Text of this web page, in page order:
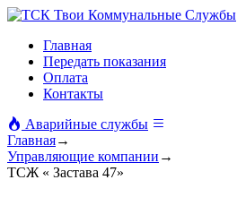
Твои Коммунальные Службы
Главная
Передать показания
Оплата
Контакты
Аварийные службы
Главная→
Управляющие компании →
ТСЖ « Застава 47»